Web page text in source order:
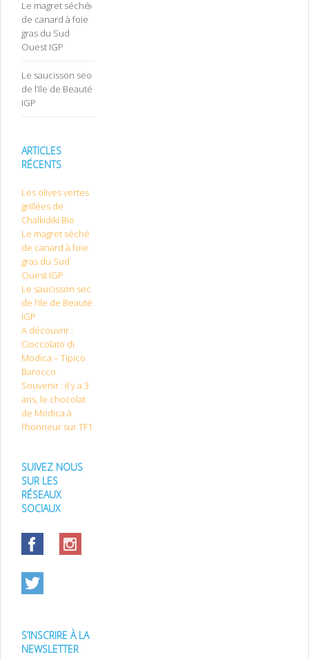
Le magret séché
de canard à foie
gras du Sud
Ouest IGP
Le saucisson sec
de l’Ile de Beauté
IGP
ARTICLES
RÉCENTS
Les olives vertes
grillées de
Chalkidiki Bio
Le magret séché
de canard à foie
gras du Sud
Ouest IGP
Le saucisson sec
de l’Ile de Beauté
IGP
A découvrir :
Cioccolato di
Modica – Tipico
Barocco
Souvenir : il y a 3
ans, le chocolat
de Modica à
l’honneur sur TF1
SUIVEZ NOUS
SUR LES
RÉSEAUX
SOCIAUX
S’INSCRIRE À LA
NEWSLETTER